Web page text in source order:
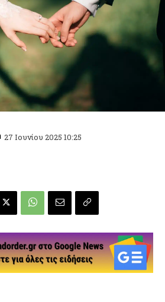
27 Ιουνίου 2025 10:25